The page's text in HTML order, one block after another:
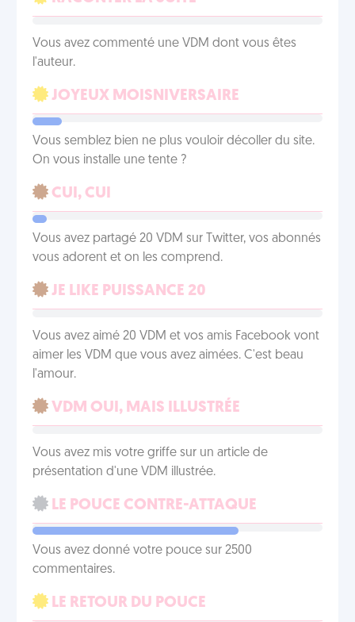
Vous avez commenté une VDM dont vous êtes
l'auteur.
JOYEUX MOISNIVERSAIRE
Vous semblez bien ne plus vouloir décoller du site.
On vous installe une tente ?
CUI, CUI
Vous avez partagé 20 VDM sur Twitter, vos abonnés
vous adorent et on les comprend.
JE LIKE PUISSANCE 20
Vous avez aimé 20 VDM et vos amis Facebook vont
aimer les VDM que vous avez aimées. C'est beau
l'amour.
VDM OUI, MAIS ILLUSTRÉE
Vous avez mis votre griffe sur un article de
présentation d'une VDM illustrée.
LE POUCE CONTRE-ATTAQUE
Vous avez donné votre pouce sur 2500
commentaires.
LE RETOUR DU POUCE